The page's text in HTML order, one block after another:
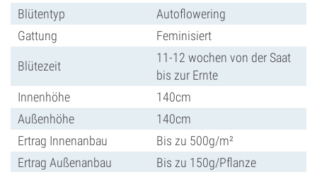
Blütentyp
Autoflowering
Gattung
Feminisiert
Blütezeit
11-12 wochen von der Saat
bis zur Ernte
Innenhöhe
140cm
Außenhöhe
140cm
Ertrag Innenanbau
Bis zu 500g/m²
Ertrag Außenanbau
Bis zu 150g/Pflanze